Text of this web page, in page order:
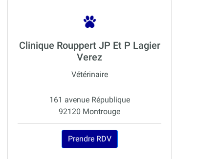
Clinique Rouppert JP Et P Lagier
Verez
Vétérinaire
161 avenue République
92120 Montrouge
Prendre RDV